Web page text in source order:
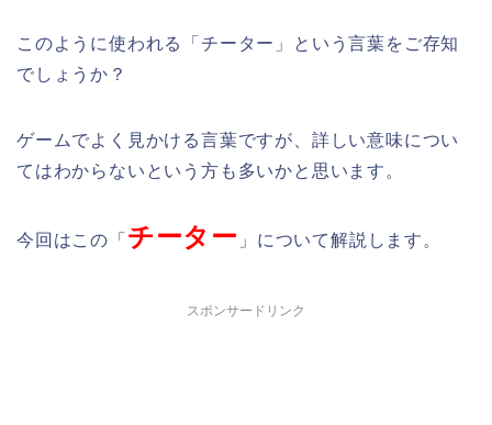
このように使われる「チーター」という言葉をご存知
でしょうか？
ゲームでよく見かける言葉ですが、詳しい意味につい
てはわからないという方も多いかと思います。
今回はこの「 チーター 」について解説します。
スポンサードリンク